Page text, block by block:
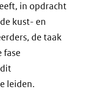
in opdracht
de kust- en
de taak
fase
dit
leiden.